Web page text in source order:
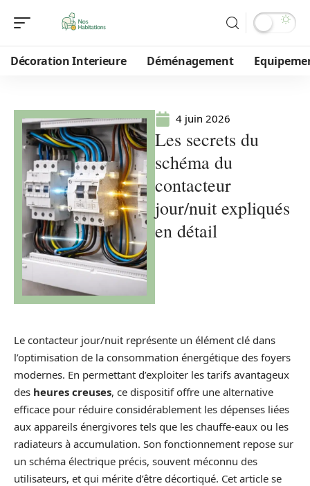
Décoration Interieure Déménagement
4 juin 2026
Les secrets du
schéma du
contacteur
jour/nuit expliqués
en détail
Le contacteur jour/nuit représente un élément clé dans
l’optimisation de la consommation énergétique des foyers
modernes. En permettant d’exploiter les tarifs avantageux
des heures creuses, ce dispositif offre une alternative
efficace pour réduire considérablement les dépenses liées
aux appareils énergivores tels que les chauffe-eaux ou les
radiateurs à accumulation. Son fonctionnement repose sur
un schéma électrique précis, souvent méconnu des
utilisateurs, et qui mérite d’être décortiqué. Cet article se